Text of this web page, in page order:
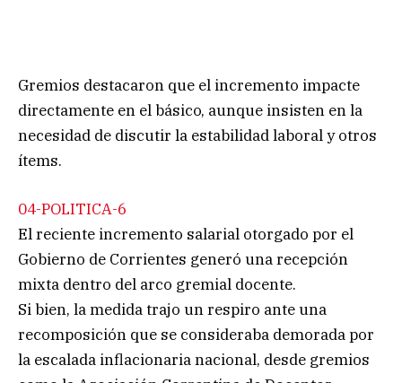
Gremios destacaron que el incremento impacte
directamente en el básico, aunque insisten en la
necesidad de discutir la estabilidad laboral y otros
ítems.
04-POLITICA-6
El reciente incremento salarial otorgado por el
Gobierno de Corrientes generó una recepción
mixta dentro del arco gremial docente.
Si bien, la medida trajo un respiro ante una
recomposición que se consideraba demorada por
la escalada inflacionaria nacional, desde gremios